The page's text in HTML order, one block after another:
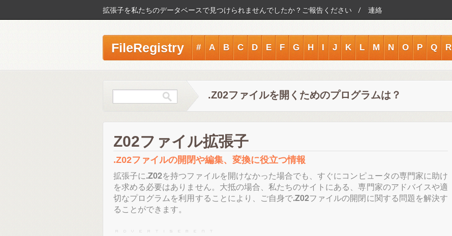
拡張子を私たちのデータベースで見つけられませんでしたか？ご報告ください 連絡
FileRegistry # A B C D E F G H I J K L M N O P Q R
.Z02ファイルを開くためのプログラムは？
Z02ファイル拡張子
.Z02ファイルの開閉や編集、変換に役立つ情報
拡張子に.Z02を持つファイルを開けなかった場合でも、すぐにコンピュータの専門家に助け
を求める必要はありません。大抵の場合、私たちのサイトにある、専門家のアドバイスや適
切なプログラムを利用することにより、ご自身で.Z02ファイルの開閉に関する問題を解決す
ることができます。